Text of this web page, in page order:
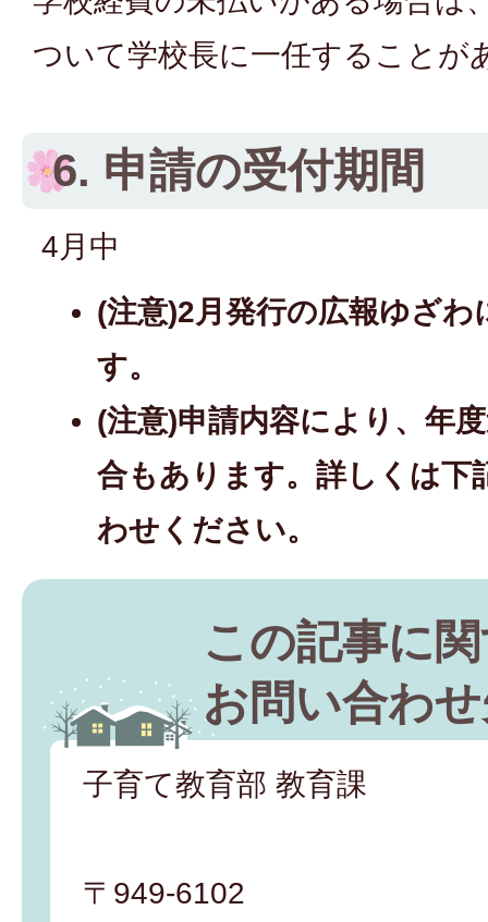
ついて学校長に一任することが
6. 申請の受付期間
4月中
(注意)2月発行の広報ゆざ
す。
(注意)申請内容により、年
合もあります。詳しくは下
わせください。
この記事に
お問い合わ
子育て教育部 教育課
〒949-6102